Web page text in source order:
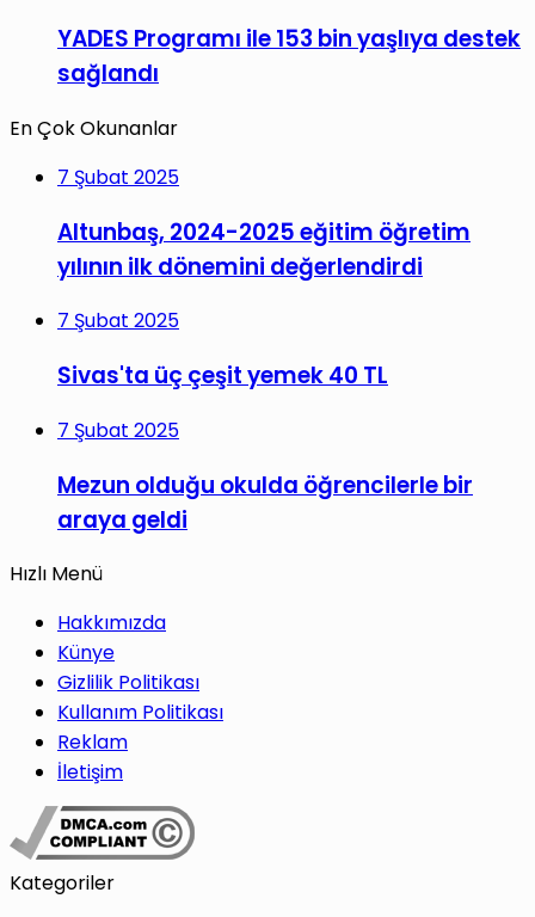
YADES Programı ile 153 bin yaşlıya destek
sağlandı
En Çok Okunanlar
7 Şubat 2025
Altunbaş, 2024-2025 eğitim öğretim
yılının ilk dönemini değerlendirdi
7 Şubat 2025
Sivas'ta üç çeşit yemek 40 TL
7 Şubat 2025
Mezun olduğu okulda öğrencilerle bir
araya geldi
Hızlı Menü
Hakkımızda
Künye
Gizlilik Politikası
Kullanım Politikası
Reklam
İletişim
Kategoriler